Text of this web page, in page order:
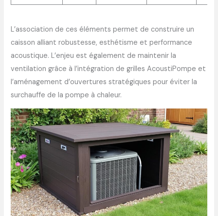
L’association de ces éléments permet de construire un
caisson alliant robustesse, esthétisme et performance
acoustique. L’enjeu est également de maintenir la
ventilation grâce à l’intégration de grilles AcoustiPompe et
l’aménagement d’ouvertures stratégiques pour éviter la
surchauffe de la pompe à chaleur.